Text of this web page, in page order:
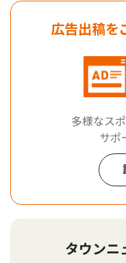
広告出稿を
多様なス
サポ
タウンニ